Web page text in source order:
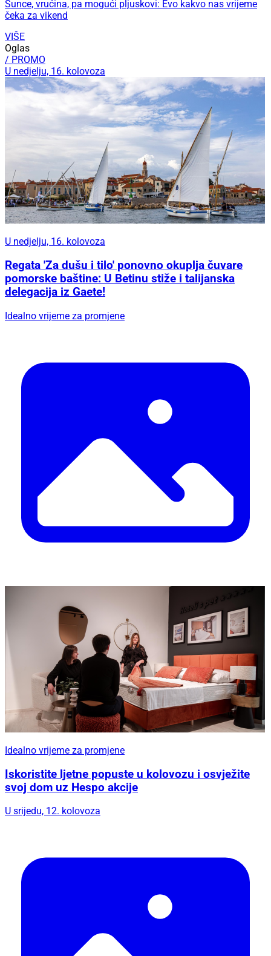
Sunce, vrućina, pa mogući pljuskovi: Evo kakvo nas vrijeme
čeka za vikend
VIŠE
Oglas
/ PROMO
U nedjelju, 16. kolovoza
U nedjelju, 16. kolovoza
Regata 'Za dušu i tilo' ponovno okuplja čuvare
pomorske baštine: U Betinu stiže i talijanska
delegacija iz Gaete!
Idealno vrijeme za promjene
Idealno vrijeme za promjene
Iskoristite ljetne popuste u kolovozu i osvježite
svoj dom uz Hespo akcije
U srijedu, 12. kolovoza